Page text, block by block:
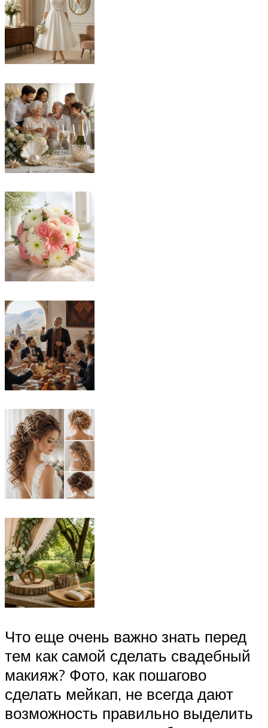
Что еще очень важно знать перед
тем как самой сделать свадебный
макияж? Фото, как пошагово
сделать мейкап, не всегда дают
возможность правильно выделить